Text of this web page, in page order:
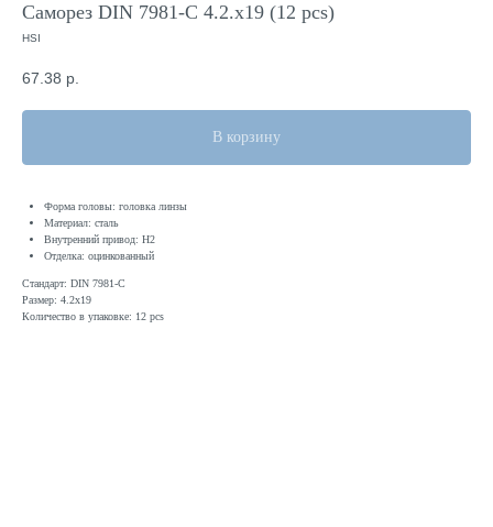
Саморез DIN 7981-C 4.2.x19 (12 pcs)
HSI
67.38 р.
В корзину
Форма головы: головка линзы
Материал: сталь
Внутренний привод: H2
Отделка: оцинкованный
Стандарт: DIN 7981-C
Размер: 4.2x19
Количество в упаковке: 12 pcs